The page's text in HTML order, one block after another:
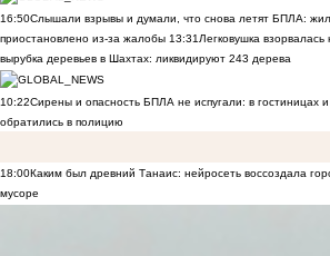
16:50Слышали взрывы и думали, что снова летят БПЛА:
приостановлено из-за жалобы 13:31Легковушка
вырубка деревьев в Шахтах: ликвидируют 243 дерева
10:22Сирены и опасность БПЛА не испугали: в гостиницах
обратились в полицию
18:00Каким был древний Танаис: нейросеть воссоздала
мусоре